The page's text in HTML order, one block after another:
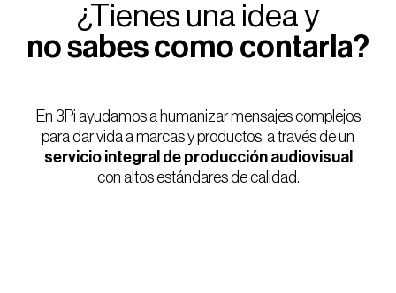
¿Tienes una idea y
no sabes como contarla?
En 3Pi ayudamos a humanizar mensajes complejos
para dar vida a marcas y productos, a través de un
servicio integral de producción audiovisual
con altos estándares de calidad.